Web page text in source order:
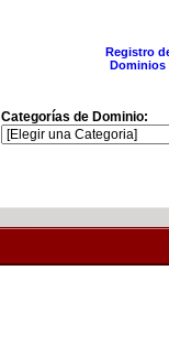
Registro
Dominios
Categorías de Dominio: